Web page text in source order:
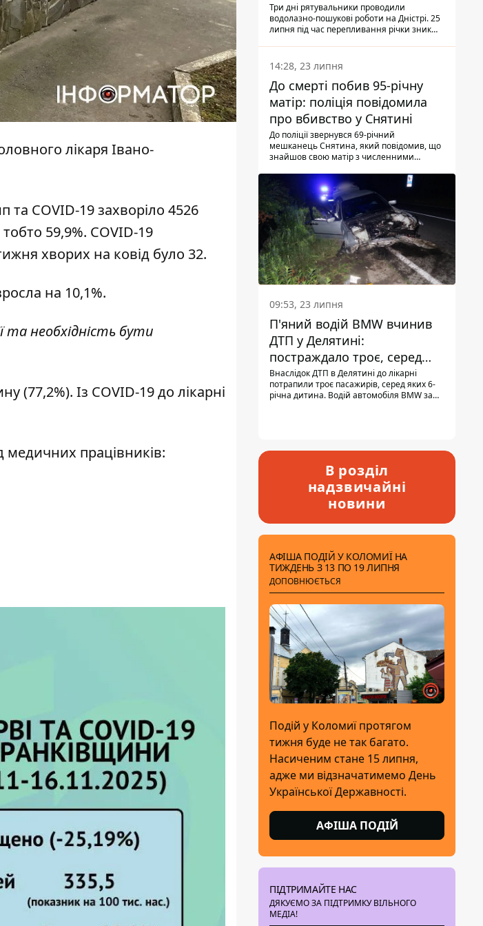
лікаря Івано-
та COVID-19 захворіло 4526
59,9%. COVID-19
хворих на ковід було 32.
на 10,1%.
та необхідність бути
(77,2%). Із COVID-19 до лікарні
працівників:
Три дні рятувальники проводили
водолазно-пошукові роботи на Дністрі. 25
липня під час перепливання річки зник
виявили тіло.
14:28, 23 липня
До смерті побив 95-річну
матір: поліція повідомила
про вбивство у Снятині
До поліції звернувся 69-річний
мешканець Снятина, який повідомив, що
знайшов свою матір з численними
з'ясували правоохоронці, ці травми жінці
наніс її син.
09:53, 23 липня
П'яний водій BMW вчинив
ДТП у Делятині:
постраждало троє, серед
них - дитина
Внаслідок ДТП в Делятині до лікарні
потрапили троє пасажирів, серед яких 6-
річна дитина. Водій автомобіля BMW за
В розділ
надзвичайні
новини
АФІША ПОДІЙ У КОЛОМИЇ НА
ТИЖДЕНЬ З 13 ПО 19 ЛИПНЯ
ДОПОВНЮЄТЬСЯ
Подій у Коломиї протягом
тижня буде не так багато.
Насиченим стане 15 липня,
адже ми відзначатимемо День
Української Державності.
АФІША ПОДІЙ
ПІДТРИМАЙТЕ НАС
ДЯКУЄМО ЗА ПІДТРИМКУ ВІЛЬНОГО
МЕДІА!